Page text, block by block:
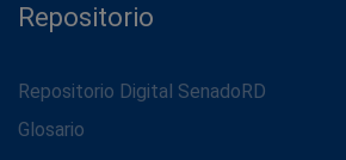
Repositorio
Repositorio Digital SenadoRD
Glosario